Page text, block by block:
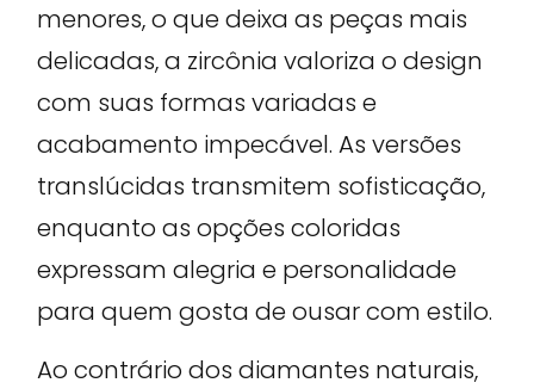
menores, o que deixa as peças mais
delicadas, a zircônia valoriza o design
com suas formas variadas e
acabamento impecável. As versões
translúcidas transmitem sofisticação,
enquanto as opções coloridas
expressam alegria e personalidade
para quem gosta de ousar com estilo.
Ao contrário dos diamantes naturais,